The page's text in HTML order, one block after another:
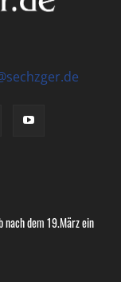
dem 19.März ein